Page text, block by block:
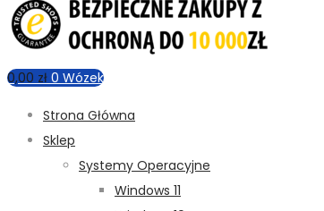
0,00 zł 0 Wózek
Strona Główna
Sklep
Systemy Operacyjne
Windows 11